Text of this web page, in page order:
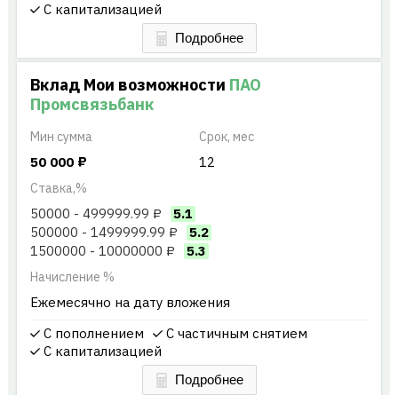
С капитализацией
Вклад Мои возможности ПАО
Промсвязьбанк
Мин сумма
50 000 ₽
Ставка,%
50000 - 499999.99 ₽
5.1
500000 - 1499999.99 ₽
5.2
1500000 - 10000000 ₽
5.3
Срок, мес
12
Начисление %
Ежемесячно на дату вложения
С пополнением
С частичным снятием
С капитализацией